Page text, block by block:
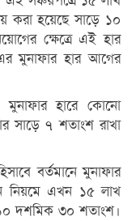
করা হয়েছে সাড়ে ১০
ক্ষেত্রে এই হার
মুনাফার হার আগের
মুনাফার হারে কোনো
সাড়ে ৭ শতাংশ রাখা
বর্তমানে মুনাফার
নিয়মে এখন ১৫ লাখ
১০ দশমিক ৩০ শতাংশ।